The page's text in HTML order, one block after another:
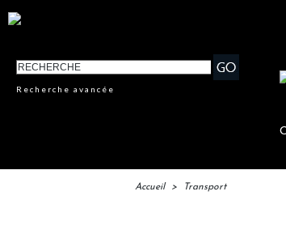
Recherche avancée
Accueil > Transport